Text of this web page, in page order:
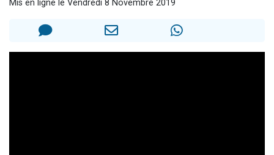
Mis en ligne le Vendredi 8 Novembre 2019